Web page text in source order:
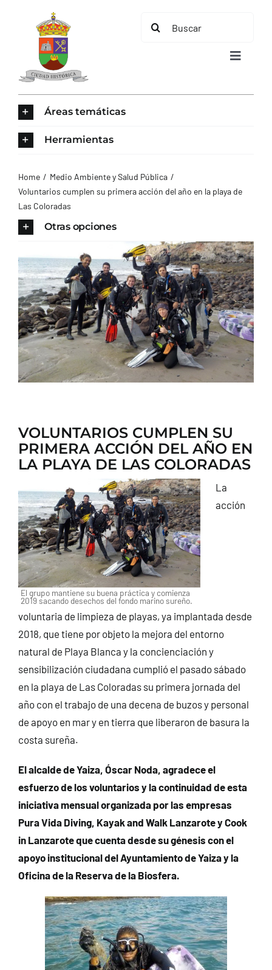
contenido
Buscar:
Toggle
AYUNTAMIENTO
CONTACTO
Áreas temáticas
Herramientas
Home
Medio Ambiente y Salud Pública
Voluntarios cumplen su primera acción del año en la playa de
Las Coloradas
Otras opciones
VOLUNTARIOS CUMPLEN SU
PRIMERA ACCIÓN DEL AÑO EN
LA PLAYA DE LAS COLORADAS
El grupo mantiene su buena práctica y comienza
2019 sacando desechos del fondo marino sureño.
La
acción
voluntaria de limpieza de playas, ya implantada desde
2018, que tiene por objeto la mejora del entorno
natural de Playa Blanca y la concienciación y
sensibilización ciudadana cumplió el pasado sábado
en la playa de Las Coloradas su primera jornada del
año con el trabajo de una decena de buzos y personal
de apoyo en mar y en tierra que liberaron de basura la
costa sureña.
El alcalde de Yaiza, Óscar Noda, agradece el
esfuerzo de los voluntarios y la continuidad de esta
iniciativa mensual organizada por las empresas
Pura Vida Diving, Kayak and Walk Lanzarote y Cook
in Lanzarote que cuenta desde su génesis con el
apoyo institucional del Ayuntamiento de Yaiza y la
Oficina de la Reserva de la Biosfera.